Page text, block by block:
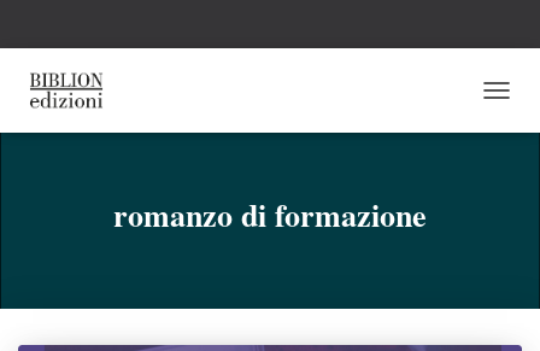
romanzo di formazione